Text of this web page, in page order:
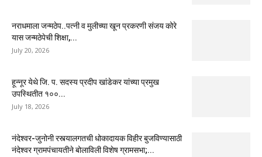
नराधमाला जन्मठेप..पत्नी व मुलीच्या खून प्रकरणी संजय कोरे
यास जन्मठेपेची शिक्षा,...
July 20, 2026
हून्नूर येथे जि. प. सदस्य प्रदीप खांडेकर यांच्या प्रमुख
उपस्थितीत १००...
July 18, 2026
नंदेश्वर-जुनोनी रस्त्यालगतची धोकादायक विहीर बुजविण्यासाठी
नंदेश्वर ग्रामपंचायतीने बोलाविली विशेष ग्रामसभा;...